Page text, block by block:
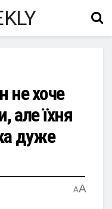
не хоче
але їхня
дуже
AA